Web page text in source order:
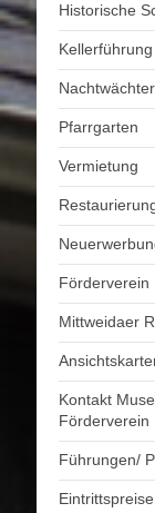
Historische
Kellerführung
Pfarrgarten
Vermietung
Förderverein
Mittweidaer
Kontakt
Förderverein
Führungen/
Eintrittspreise